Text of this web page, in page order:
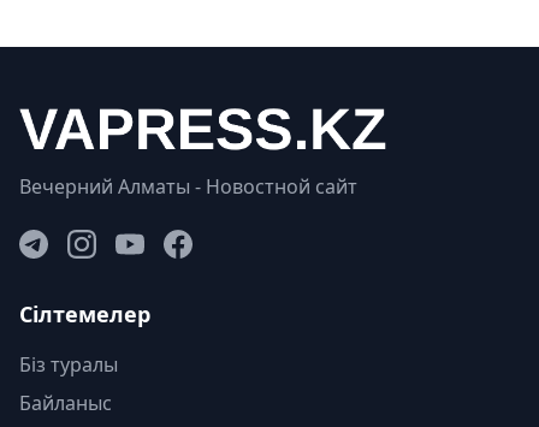
Вечерний Алматы - Новостной сайт
Сілтемелер
Біз туралы
Байланыс